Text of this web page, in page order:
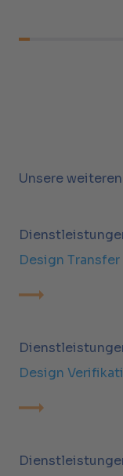
Unsere
Design Transfer
Design